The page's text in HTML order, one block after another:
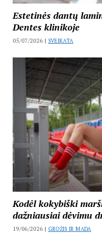
Estetinės dantų
Dentes klinikoje
05/07/2026 | SVEIKATA
Kodėl kokybiški
dažniausiai dėvimu
19/06/2026 | GROŽIS IR MADA